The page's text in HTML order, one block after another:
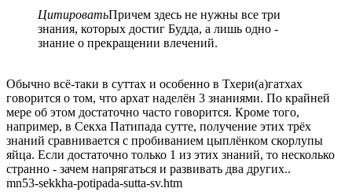
ЦитироватьПричем здесь не нужны все три
знания, которых достиг Будда, а лишь одно -
знание о прекращении влечений.
Обычно всё-таки в суттах и особенно в Тхери(а)гатхах
говорится о том, что архат наделён 3 знаниями. По крайней
мере об этом достаточно часто говорится. Кроме того,
например, в Секха Патипада сутте, получение этих трёх
знаний сравнивается с пробиванием цыплёнком скорлупы
яйца. Если достаточно только 1 из этих знаний, то несколько
странно - зачем напрягаться и развивать два других..
mn53-sekkha-potipada-sutta-sv.htm